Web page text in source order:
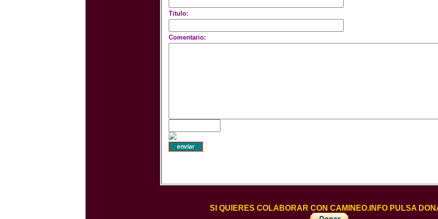
Titulo:
Comentario:
SI QUIERES COLABORAR CON CAMINEO.INFO PULSA